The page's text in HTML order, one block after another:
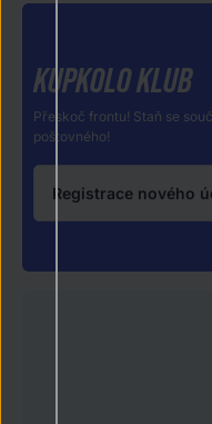
KUPKOLO KLUB
Přeskoč frontu! Staň se
poštovného!
Registrace nového